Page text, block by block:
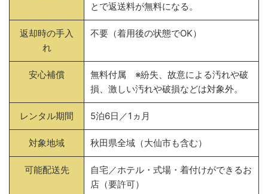
とで返送料が無料になる。
返却時の手入
れ
不要（着用後の状態でOK）
安心補償
無料付属 ※紛失、故意による汚れや破
損、激しい汚れや破損などは対象外。
レンタル期間 5泊6日／1ヵ月
対象地域 秋田県全域（大仙市も含む）
可能配送先
自宅／ホテル・式場・着付けができるお
店（要許可）